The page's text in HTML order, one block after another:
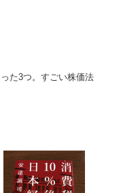
た3つ。すごい株価法